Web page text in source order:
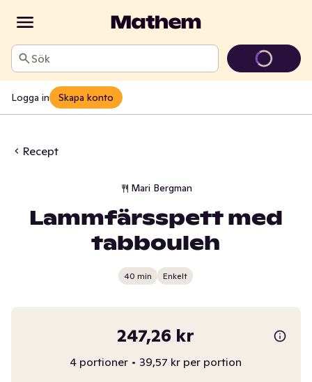
Sök
Logga in Skapa konto
Recept
Mari Bergman
Lammfärsspett med
tabbouleh
40 min Enkelt
247,26 kr
4 portioner • 39,57 kr per portion